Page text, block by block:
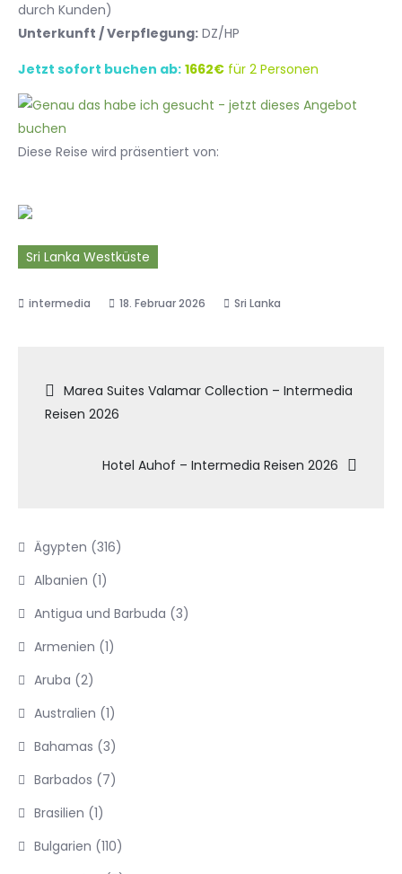
durch Kunden)
Unterkunft / Verpflegung: DZ/HP
Jetzt sofort buchen ab: 1662€ für 2 Personen
Diese Reise wird präsentiert von:
Sri Lanka Westküste
18. Februar 2026 Sri Lanka
Beitragsnavigation
Marea Suites Valamar Collection – Intermedia
Reisen 2026
Hotel Auhof – Intermedia Reisen 2026
Ägypten (316)
Albanien (1)
Antigua und Barbuda (3)
Armenien (1)
Aruba (2)
Australien (1)
Bahamas (3)
Barbados (7)
Brasilien (1)
Bulgarien (110)